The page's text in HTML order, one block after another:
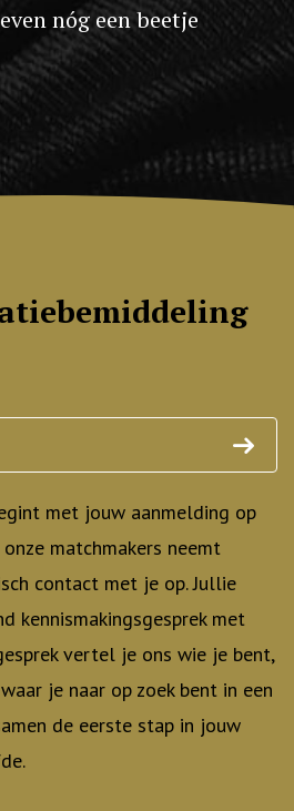
nóg een beetje
arrow
met jouw aanmelding op
matchmakers neemt
contact met je op. Jullie
kennismakingsgesprek met
vertel je ons wie je bent,
je naar op zoek bent in een
de eerste stap in jouw